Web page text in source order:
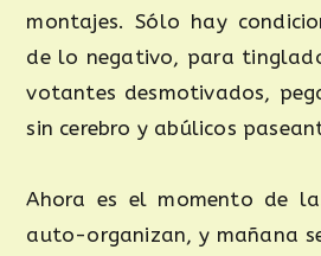
montajes. Sólo hay
de lo negativo, para
votantes desmotivados,
sin cerebro y abúlicos
Ahora es el momento de
auto-organizan, y mañana